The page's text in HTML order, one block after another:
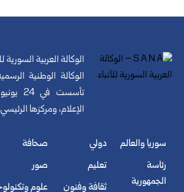
الوكالة العربية السورية
الوكالة الوطنية
الإعلام، ومركزها
سوريا والعالم
رئاسة
الجمهورية
دولي
تعليم
ثقافة وفنون
صحافة
صور
علوم